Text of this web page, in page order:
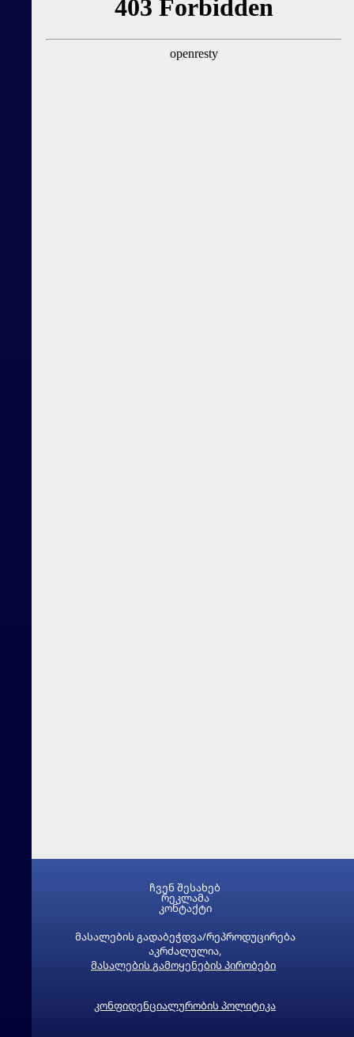
მასალების გადაბეჭდვა/რეპროდუცირება
აკრძალულია,
მასალების გამოყენების პირობები
კონფიდენციალურობის პოლიტიკა
ჩვენ შესახებ
რეკლამა
კონტაქტი